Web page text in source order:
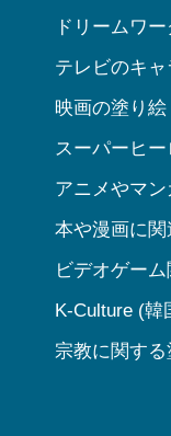
ドリームワ
テレビのキ
映画の塗り絵
スーパーヒー
アニメやマ
本や漫画に
ビデオゲー
K-Culture (韓
宗教に関す